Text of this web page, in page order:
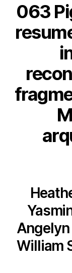
063
Angelyn
William